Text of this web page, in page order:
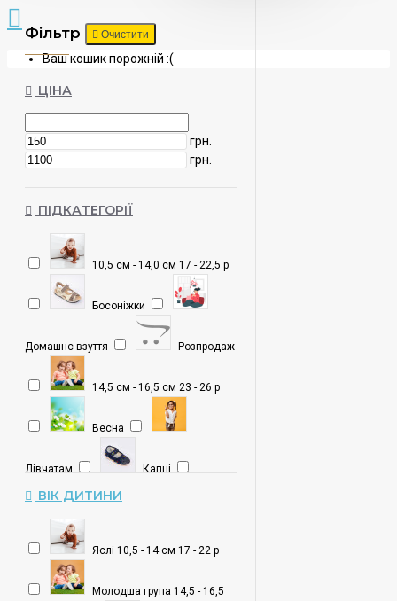
Ваш кошик порожній :(
Фільтр Очистити
ЦІНА
грн.
грн.
ПІДКАТЕГОРІЇ
10,5 см - 14,0 см 17 - 22,5 р
Босоніжки
Домашнє взуття Розпродаж
14,5 см - 16,5 см 23 - 26 р
Весна
Дівчатам Капці
Літо Туфлі
Хлопчикам 20,5 см
ВІК ДИТИНИ
Яслі 10,5 - 14 см 17 - 22 р
Молодша група 14,5 - 16,5